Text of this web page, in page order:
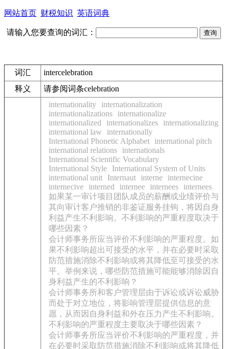
网站首页 财税知识 英语词典
请输入您要查询的词汇：
词汇
intercelebration
释义
请参阅词条celebration
internationality
internationalization
internationalizations
internationalize
internationalized
internationalizes
internationalizing
international law
internationally
International Phonetic Alphabet
international pitch
international relations
internationals
International Scientific Vocabulary
International Style
International System of Units
international unit
Internaut interne
internecine
internecive
interned internee internees
internees
如果某一审计项目团队成员的薪酬或业绩评价与
其向审计客户推销的非鉴证服务挂钩，将因自身
利益产生不利影响。不利影响的严重程度取决于
哪些因素？
会计师事务所应当评价不利影响的严重程度。如
果不利影响超出可接受的水平，并在必要时采取
防范措施消除不利影响或将其降低至可接受的水
平。举例来说，哪些防范措施可能能够消除因自
身利益产生的不利影响？
会计师事务所和客户管理层由于诉讼或诉讼威胁
而处于对立地位，将影响管理层提供信息的意
愿，从而因自身利益和外在压力产生不利影响。
不利影响的严重程度主要取决于哪些因素？
会计师事务所应当评价不利影响的严重程度，并
在必要时采取防范措施消除不利影响或将其降低